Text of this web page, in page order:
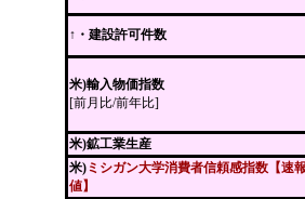
↑・建設許可件数
米)輸入物価指数
[前月比/前年比]
米)鉱工業生産
米) ミシガン大学消費者信頼感指数【速
値】